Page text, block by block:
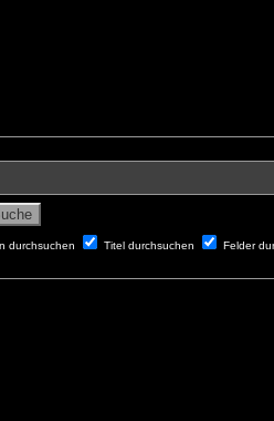
durchsuchen Titel durchsuchen
Felder